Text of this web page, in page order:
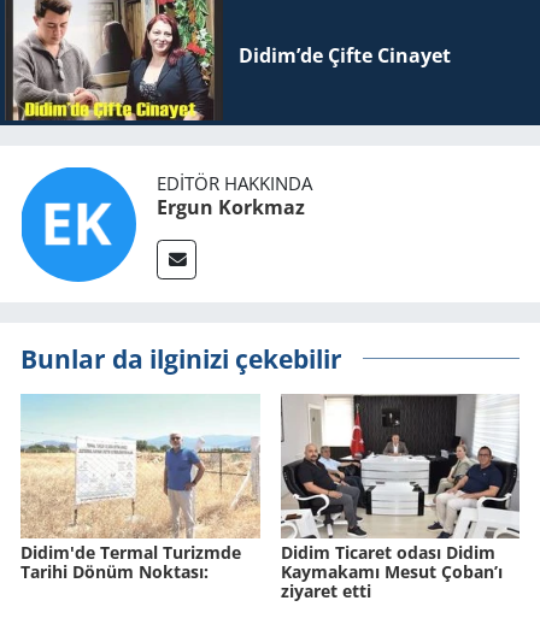
Didim’de Çifte Ci­na­yet
EDITÖR HAKKINDA
Ergun Korkmaz
Bunlar da ilginizi çekebilir
Didim'de Ter­mal Tu­rizm­de
Ta­ri­hi Dönüm Nok­ta­sı:
Didim Ticaret odası Didim
Kaymakamı Mesut Çoban’ı
ziyaret etti